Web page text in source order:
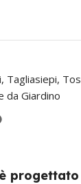
Tagliasiepi,
da Giardino